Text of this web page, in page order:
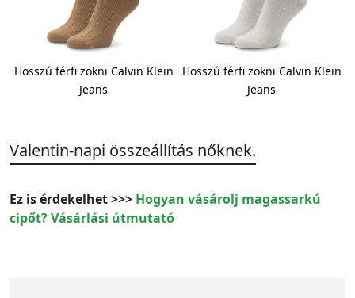
Hosszú férfi zokni Calvin Klein
Jeans
Hosszú férfi zokni Calvin Klein
Jeans
Valentin-napi összeállítás nőknek.
Ez is érdekelhet >>> Hogyan vásárolj magassarkú
cipőt? Vásárlási útmutató